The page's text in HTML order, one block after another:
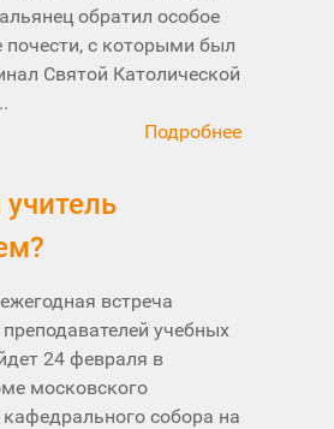
обратил особое
почести, с которыми был
Святой Католической
Подробнее
встреча
учебных
24 февраля в
московского
кафедрального собора на